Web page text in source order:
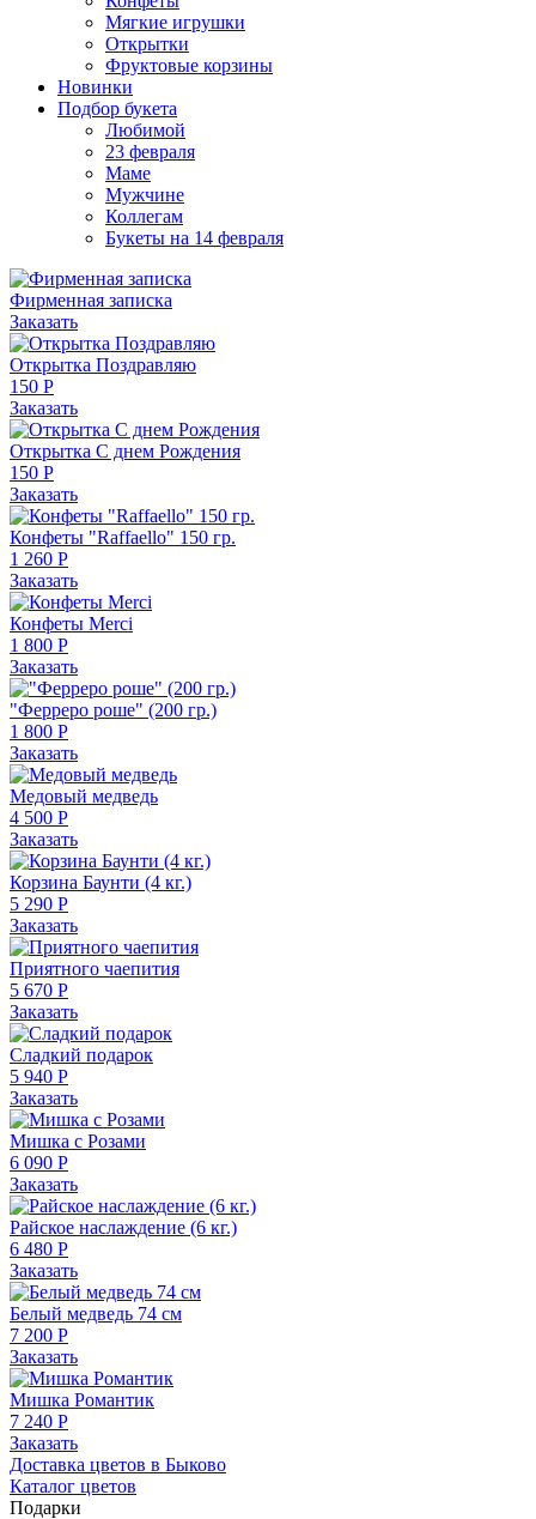
Мягкие игрушки
Открытки
Фруктовые корзины
Новинки
Подбор букета
Любимой
23 февраля
Маме
Мужчине
Коллегам
Букеты на 14 февраля
Фирменная записка
Заказать
Открытка Поздравляю
150 Р
Заказать
Открытка С днем Рождения
150 Р
Заказать
Конфеты "Raffaello" 150 гр.
1 260 Р
Заказать
Конфеты Merci
1 800 Р
Заказать
"Ферреро роше" (200 гр.)
1 800 Р
Заказать
Медовый медведь
4 500 Р
Заказать
Корзина Баунти (4 кг.)
5 290 Р
Заказать
Приятного чаепития
5 670 Р
Заказать
Сладкий подарок
5 940 Р
Заказать
Мишка с Розами
6 090 Р
Заказать
Райское наслаждение (6 кг.)
6 480 Р
Заказать
Белый медведь 74 см
7 200 Р
Заказать
Мишка Романтик
7 240 Р
Заказать
Доставка цветов в Быково
Каталог цветов
Подарки